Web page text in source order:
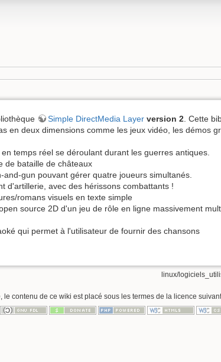
Simple DirectMedia Layer version 2 . Cette
en deux dimensions comme les jeux vidéo, les démos
temps réel se déroulant durant les guerres antiques.
de bataille de châteaux
and-gun pouvant gérer quatre joueurs simultanés.
d'artillerie, avec des hérissons combattants !
romans visuels en texte simple
source 2D d'un jeu de rôle en ligne massivement
qui permet à l'utilisateur de fournir des chansons
linux/
le contenu de ce wiki est placé sous les termes de la licence